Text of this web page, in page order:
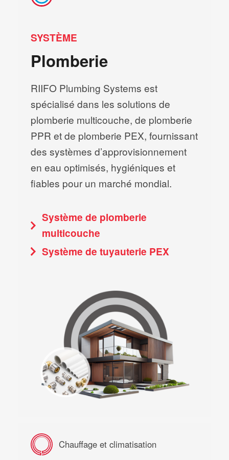
SYSTÈME
Plomberie
RIIFO Plumbing Systems est
spécialisé dans les solutions de
plomberie multicouche, de plomberie
PPR et de plomberie PEX, fournissant
des systèmes d’approvisionnement
en eau optimisés, hygiéniques et
fiables pour un marché mondial.
Système de plomberie
multicouche
Système de tuyauterie PEX
Chauffage et climatisation